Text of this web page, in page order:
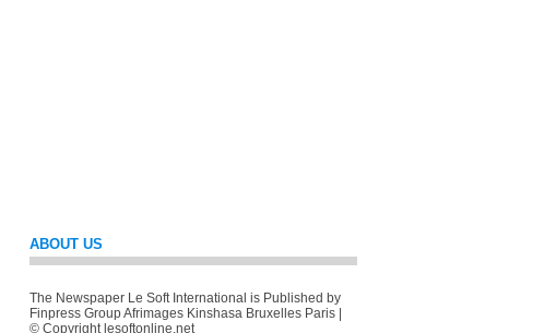
ABOUT US
The Newspaper Le Soft International is Published by
Finpress Group Afrimages Kinshasa Bruxelles Paris |
© Copyright lesoftonline.net